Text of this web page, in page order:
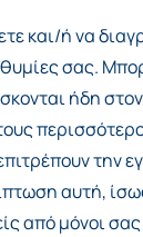
και/ή να
σας.
ήδη
την
αυτή,
από μόνοι